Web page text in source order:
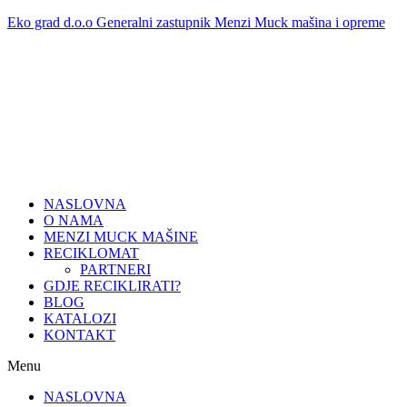
Skip
Eko grad d.o.o Generalni zastupnik Menzi Muck mašina i opreme
NASLOVNA
O NAMA
MENZI MUCK MAŠINE
RECIKLOMAT
PARTNERI
GDJE RECIKLIRATI?
BLOG
KATALOZI
KONTAKT
Menu
NASLOVNA